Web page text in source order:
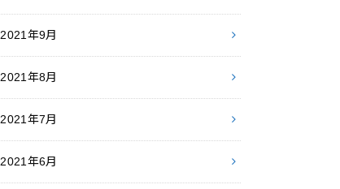
2021年9月
2021年8月
2021年7月
2021年6月